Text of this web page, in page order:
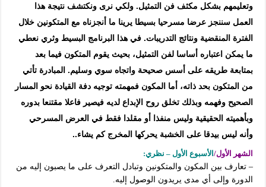
وتعليمهم بشكل مكثف فن التمثيل. ولكي نرى ونكتشف نتيجة هذا
العمل سننجز عرضا مسرحيا بسيطا يرينا ما أنجزناه مع المتكونين خلال
الفترة المنقضية ونتائج التدريبات.في هذا البرنامج البسيط وثري نعطي
ما يمكن اعتباره أساسا لفن التمثيل، بحيث يقوم المتكون فيما بعد
بمتابعة طريقه على أسس صحيحة واتجاه سوي وسليم. المبادرة تأتي
من المتكون بحد ذاته، أما المكون فمهمته توجيه دفة القيادة نحو المسار
الصحيح وفهمه وبذلك تخلق روح الإبداع لديه فيصير فاعلا مقتنعا بدوره
وبأهميته الحقيقية وليس منفذا أو مقلدا فقط في العرض المسرحي
وأنه ليس بيدقا على الخشبة يحركها المخرج كم يشاء..
الشهر الأول/الأسبوع الأول – نظري:
– تعارف بين المكون والمتكونين وتبادل التعرف على ما يصبون إليه من
الدورة وإلى أي مدى يريدون الوصول إليه.